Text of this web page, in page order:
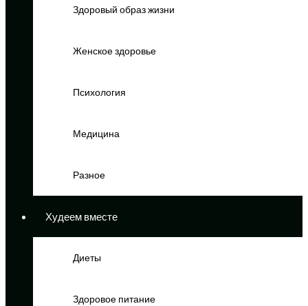
Здоровый образ жизни
Женское здоровье
Психология
Медицина
Разное
Худеем вместе
Диеты
Здоровое питание